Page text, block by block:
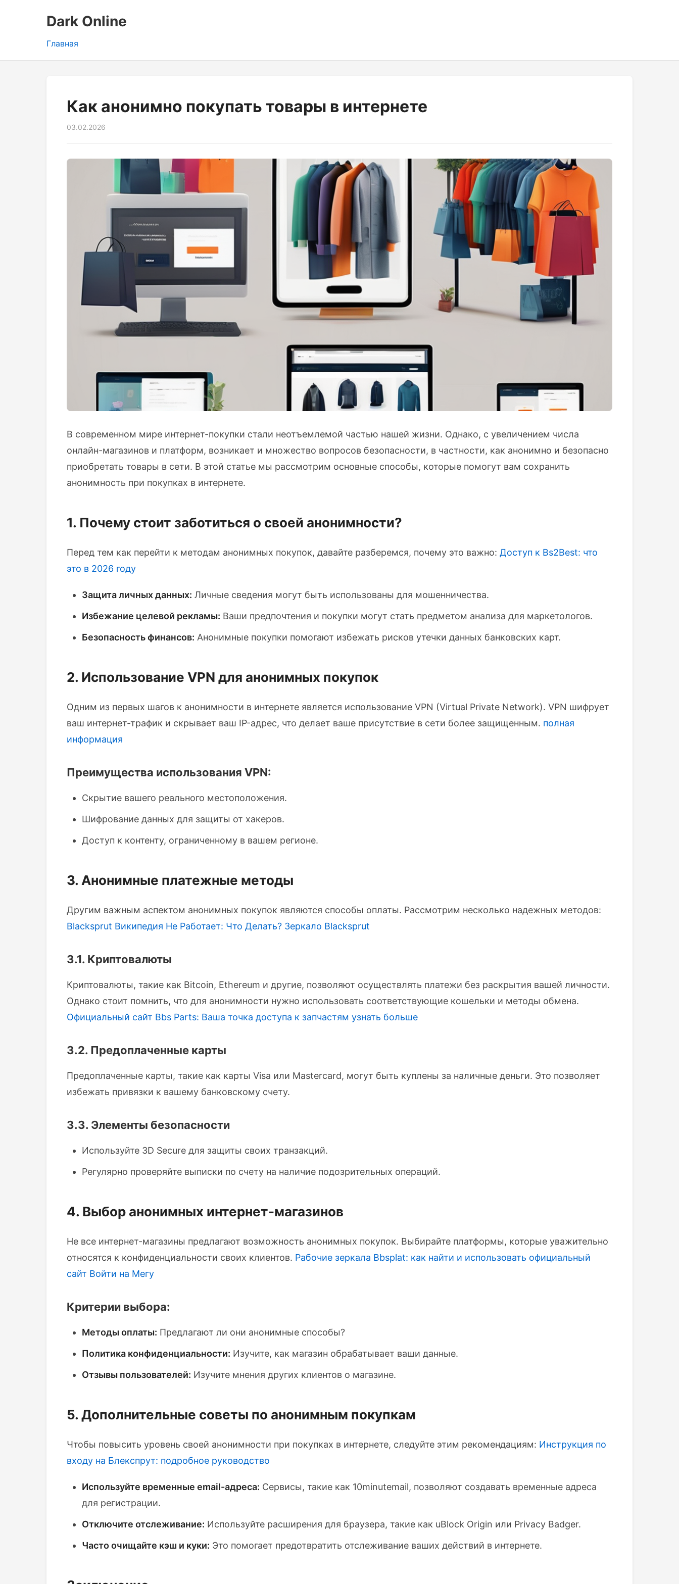
Dark Online
Главная
Как анонимно покупать товары в интернете
03.02.2026
В современном мире интернет-покупки стали неотъемлемой частью нашей жизни. Однако, с увеличением числа
онлайн-магазинов и платформ, возникает и множество вопросов безопасности, в частности, как анонимно и безопасно
приобретать товары в сети. В этой статье мы рассмотрим основные способы, которые помогут вам сохранить
анонимность при покупках в интернете.
1. Почему стоит заботиться о своей анонимности?
Перед тем как перейти к методам анонимных покупок, давайте разберемся, почему это важно: Доступ к Bs2Best: что
это в 2026 году
Защита личных данных: Личные сведения могут быть использованы для мошенничества.
Избежание целевой рекламы: Ваши предпочтения и покупки могут стать предметом анализа для маркетологов.
Безопасность финансов: Анонимные покупки помогают избежать рисков утечки данных банковских карт.
2. Использование VPN для анонимных покупок
Одним из первых шагов к анонимности в интернете является использование VPN (Virtual Private Network). VPN шифрует
ваш интернет-трафик и скрывает ваш IP-адрес, что делает ваше присутствие в сети более защищенным. полная
информация
Преимущества использования VPN:
Скрытие вашего реального местоположения.
Шифрование данных для защиты от хакеров.
Доступ к контенту, ограниченному в вашем регионе.
3. Анонимные платежные методы
Другим важным аспектом анонимных покупок являются способы оплаты. Рассмотрим несколько надежных методов:
Blacksprut Википедия Не Работает: Что Делать? Зеркало Blacksprut
3.1. Криптовалюты
Криптовалюты, такие как Bitcoin, Ethereum и другие, позволяют осуществлять платежи без раскрытия вашей личности.
Однако стоит помнить, что для анонимности нужно использовать соответствующие кошельки и методы обмена.
Официальный сайт Bbs Parts: Ваша точка доступа к запчастям узнать больше
3.2. Предоплаченные карты
Предоплаченные карты, такие как карты Visa или Mastercard, могут быть куплены за наличные деньги. Это позволяет
избежать привязки к вашему банковскому счету.
3.3. Элементы безопасности
Используйте 3D Secure для защиты своих транзакций.
Регулярно проверяйте выписки по счету на наличие подозрительных операций.
4. Выбор анонимных интернет-магазинов
Не все интернет-магазины предлагают возможность анонимных покупок. Выбирайте платформы, которые уважительно
относятся к конфиденциальности своих клиентов. Рабочие зеркала Bbsplat: как найти и использовать официальный
сайт Войти на Мегу
Критерии выбора:
Методы оплаты: Предлагают ли они анонимные способы?
Политика конфиденциальности: Изучите, как магазин обрабатывает ваши данные.
Отзывы пользователей: Изучите мнения других клиентов о магазине.
5. Дополнительные советы по анонимным покупкам
Чтобы повысить уровень своей анонимности при покупках в интернете, следуйте этим рекомендациям: Инструкция по
входу на Блекспрут: подробное руководство
Используйте временные email-адреса: Сервисы, такие как 10minutemail, позволяют создавать временные адреса
для регистрации.
Отключите отслеживание: Используйте расширения для браузера, такие как uBlock Origin или Privacy Badger.
Часто очищайте кэш и куки: Это помогает предотвратить отслеживание ваших действий в интернете.